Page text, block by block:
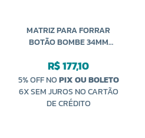
MATRIZ PARA FORRAR
BOTÃO BOMBE 34MM
R$ 177,10
5% OFF NOPIX OU BOLETO
6X SEM JUROS NO CARTÃO
DE CRÉDITO